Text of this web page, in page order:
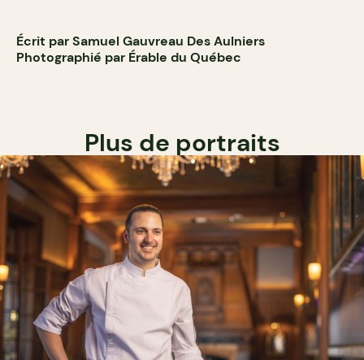
Écrit par Samuel Gauvreau Des Aulniers
Photographié par Érable du Québec
Plus de portraits